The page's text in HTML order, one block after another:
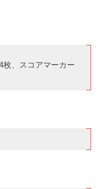
枚、スコアマーカー